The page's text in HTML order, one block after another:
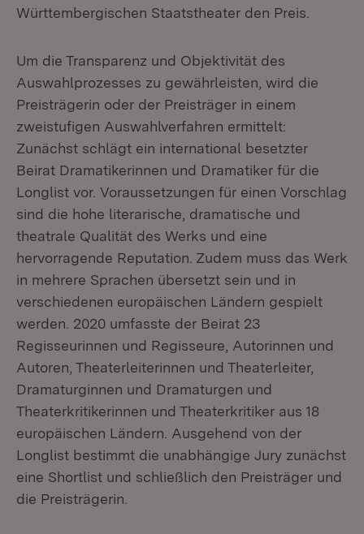
Württembergischen Staatstheater den Preis.
Um die Transparenz und Objektivität des
Auswahlprozesses zu gewährleisten, wird die
Preisträgerin oder der Preisträger in einem
zweistufigen Auswahlverfahren ermittelt:
Zunächst schlägt ein international besetzter
Beirat Dramatikerinnen und Dramatiker für die
Longlist vor. Voraussetzungen für einen Vorschlag
sind die hohe literarische, dramatische und
theatrale Qualität des Werks und eine
hervorragende Reputation. Zudem muss das Werk
in mehrere Sprachen übersetzt sein und in
verschiedenen europäischen Ländern gespielt
werden. 2020 umfasste der Beirat 23
Regisseurinnen und Regisseure, Autorinnen und
Autoren, Theaterleiterinnen und Theaterleiter,
Dramaturginnen und Dramaturgen und
Theaterkritikerinnen und Theaterkritiker aus 18
europäischen Ländern. Ausgehend von der
Longlist bestimmt die unabhängige Jury zunächst
eine Shortlist und schließlich den Preisträger und
die Preisträgerin.